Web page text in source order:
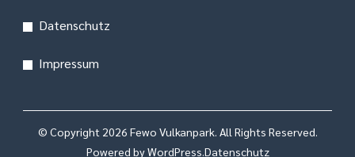
Datenschutz
Impressum
© Copyright 2026 Fewo Vulkanpark. All Rights Reserved.
Powered byWordPress.Datenschutz